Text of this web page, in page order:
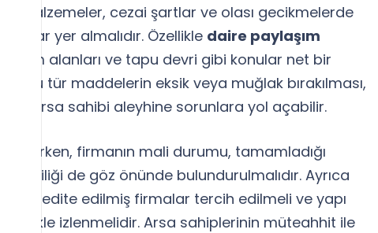
malzemeler, cezai şartlar ve olası gecikmelerde
yer almalıdır. Özellikle daire paylaşım
alanları ve tapu devri gibi konular net bir
Bu tür maddelerin eksik veya muğlak bırakılması,
arsa sahibi aleyhine sorunlara yol açabilir.
firmanın mali durumu, tamamladığı
de göz önünde bulundurulmalıdır. Ayrıca
akredite edilmiş firmalar tercih edilmeli ve yapı
titizlikle izlenmelidir. Arsa sahiplerinin müteahhit ile